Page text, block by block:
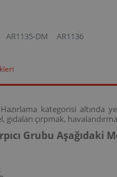
AR1135-DM AR1136
kategorisi altında
çırpmak,
Grubu Aşağıdaki